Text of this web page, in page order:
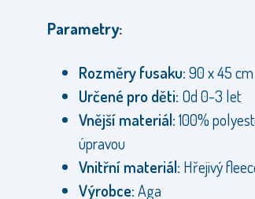
Parametry:
Rozměry fusaku:90 x 45 cm
Určené pro děti: Od 0-3 let
Vnější materiál:100%
úpravou
Vnitřní materiál: Hřejivý
Výrobce:Aga